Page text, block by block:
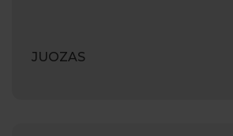
JUOZAS